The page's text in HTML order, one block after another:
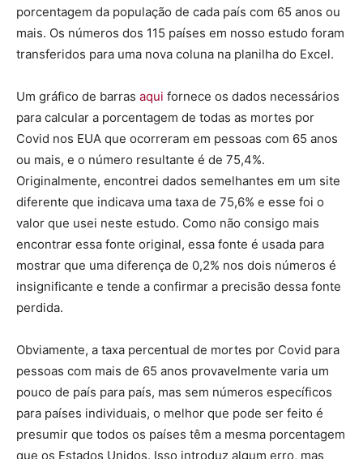
porcentagem da população de cada país com 65 anos ou
mais. Os números dos 115 países em nosso estudo foram
transferidos para uma nova coluna na planilha do Excel.
Um gráfico de barras aqui fornece os dados necessários
para calcular a porcentagem de todas as mortes por
Covid nos EUA que ocorreram em pessoas com 65 anos
ou mais, e o número resultante é de 75,4%.
Originalmente, encontrei dados semelhantes em um site
diferente que indicava uma taxa de 75,6% e esse foi o
valor que usei neste estudo. Como não consigo mais
encontrar essa fonte original, essa fonte é usada para
mostrar que uma diferença de 0,2% nos dois números é
insignificante e tende a confirmar a precisão dessa fonte
perdida.
Obviamente, a taxa percentual de mortes por Covid para
pessoas com mais de 65 anos provavelmente varia um
pouco de país para país, mas sem números específicos
para países individuais, o melhor que pode ser feito é
presumir que todos os países têm a mesma porcentagem
que os Estados Unidos. Isso introduz algum erro, mas